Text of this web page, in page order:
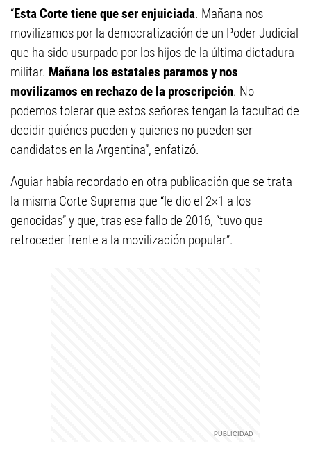
“Esta Corte tiene que ser enjuiciada. Mañana nos
movilizamos por la democratización de un Poder Judicial
que ha sido usurpado por los hijos de la última dictadura
militar. Mañana los estatales paramos y nos
movilizamos en rechazo de la proscripción. No
podemos tolerar que estos señores tengan la facultad de
decidir quiénes pueden y quienes no pueden ser
candidatos en la Argentina”, enfatizó.
Aguiar había recordado en otra publicación que se trata
la misma Corte Suprema que “le dio el 2×1 a los
genocidas” y que, tras ese fallo de 2016, “tuvo que
retroceder frente a la movilización popular”.